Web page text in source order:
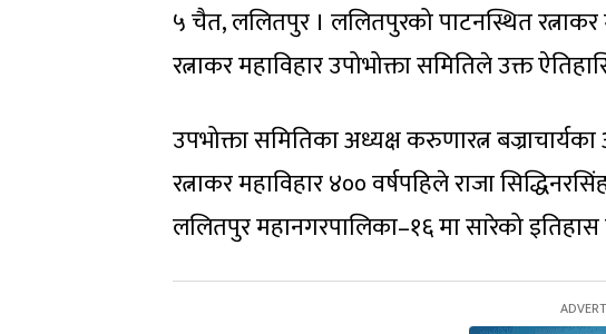
५ चैत, ललितपुर । ललितपुरको पाटनस्थित
रत्नाकर महाविहार उपोभोक्ता समितिले उक्त
उपभोक्ता समितिका अध्यक्ष करुणारत्न
रत्नाकर महाविहार ४०० वर्षपहिले राजा
ललितपुर महानगरपालिका–१६ मा सारेको